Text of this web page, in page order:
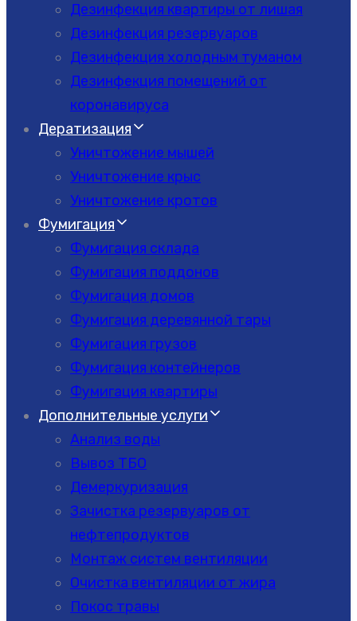
Дезинфекция квартиры от лишая
Дезинфекция резервуаров
Дезинфекция холодным туманом
Дезинфекция помещений от
коронавируса
Дератизация
Уничтожение мышей
Уничтожение крыс
Уничтожение кротов
Фумигация
Фумигация склада
Фумигация поддонов
Фумигация домов
Фумигация деревянной тары
Фумигация грузов
Фумигация контейнеров
Фумигация квартиры
Дополнительные услуги
Анализ воды
Вывоз ТБО
Демеркуризация
Зачистка резервуаров от
нефтепродуктов
Монтаж систем вентиляции
Очистка вентиляции от жира
Покос травы